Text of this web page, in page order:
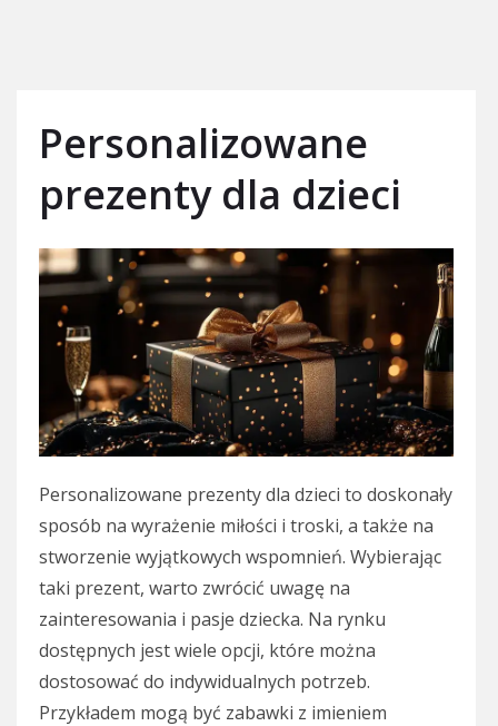
Personalizowane
prezenty dla dzieci
Personalizowane prezenty dla dzieci to doskonały
sposób na wyrażenie miłości i troski, a także na
stworzenie wyjątkowych wspomnień. Wybierając
taki prezent, warto zwrócić uwagę na
zainteresowania i pasje dziecka. Na rynku
dostępnych jest wiele opcji, które można
dostosować do indywidualnych potrzeb.
Przykładem mogą być zabawki z imieniem